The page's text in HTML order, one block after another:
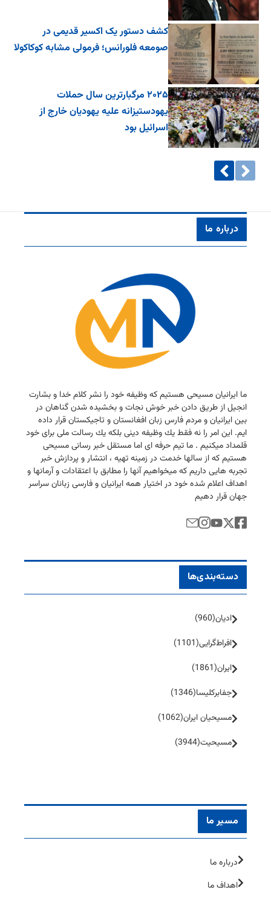
کشف دستور یک اکسیر قدیمی در
صومعه فلورانس؛ فرمولی مشابه کوکاکولا
۲۰۲۵ مرگبارترین سال حملات
یهودستیزانه علیه یهودیان خارج از
اسرائیل بود
درباره ما
ما ایرانیان مسیحی هستیم كه وظیفه خود را نشر كلام خدا و بشارت
انجیل از طریق دادن خبر خوش نجات و بخشیده شدن گناهان در
بین ایرانیان و مردم فارس زبان افغانستان و تاجیكستان قرار داده
ایم. این امر را نه فقط یك وظیفه دینی بلكه یك رسالت ملی برای خود
قلمداد میكنیم . ما تیم حرفه ای اما مستقل خبر رسانی مسیحی
هستیم كه از سالها خدمت در زمینه تهیه ، انتشار و پردازش خبر
تجربه هایی داریم كه میخواهیم آنها را مطابق با اعتقادات و آرمانها و
اهداف اعلام شده خود در اختیار همه ایرانیان و فارسی زبانان سراسر
جهان قرار دهیم
دسته‌بندی‌ها
ادیان(960)
افراط‌گرایی(1101)
ایران(1861)
جفا‌بر‌کلیسا(1346)
مسیحیان ایران(1062)
مسیحیت(3944)
مسیر ما
درباره ما
اهداف ما